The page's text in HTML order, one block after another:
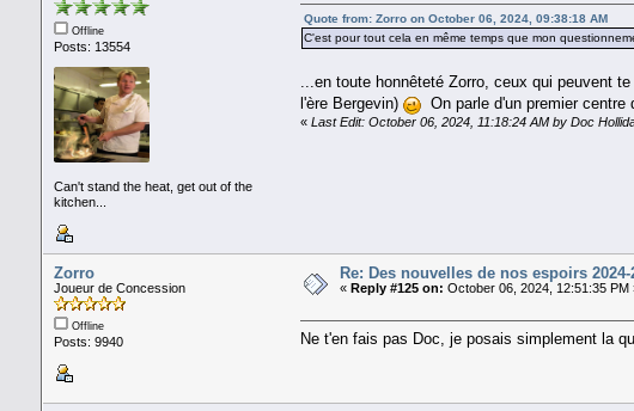
Offline
Posts: 13554
Can't stand the heat, get out of the
kitchen...
Quote from: Zorro on October 06, 2024, 09:38:18 AM
C'est pour tout cela en même temps que mon
...en toute honnêteté Zorro, ceux qui peuvent
l'ère Bergevin)
On parle d'un premier
«Last Edit: October 06, 2024, 11:18:24 AM by Doc
Zorro
Joueur de Concession
Offline
Posts: 9940
Re: Des nouvelles de nos espoirs 2024-
« Reply #125 on: October 06, 2024, 12:51:35 PM
Ne t'en fais pas Doc, je posais simplement la